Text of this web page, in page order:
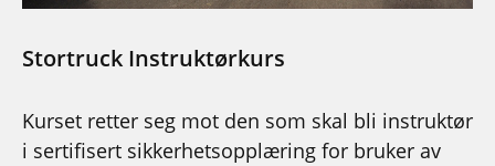
Stortruck Instruktørkurs
Kurset retter seg mot den som skal bli instruktør
i sertifisert sikkerhetsopplæring for bruker av